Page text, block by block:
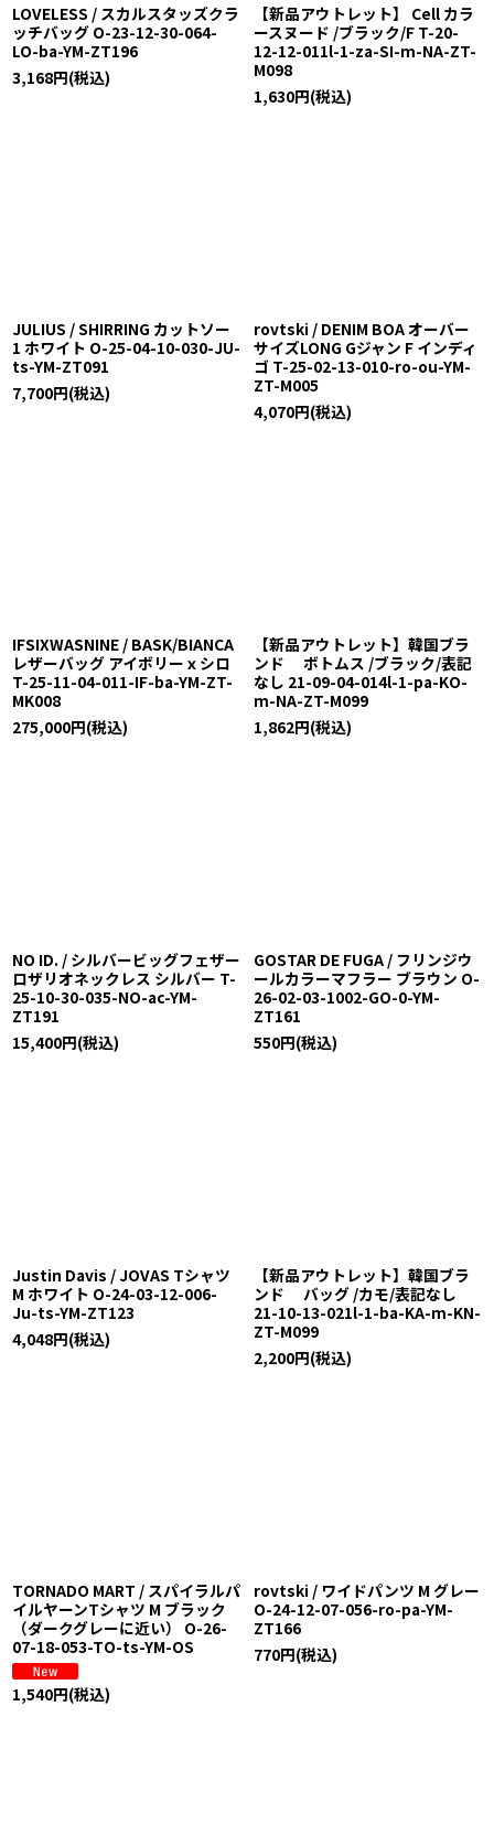
LOVELESS / スカルスタッズクラ
ッチバッグ O-23-12-30-064-
LO-ba-YM-ZT196
3,168円(税込)
【新品アウトレット】 Cell カラ
ースヌード /ブラック/F T-20-
12-12-011l-1-za-SI-m-NA-ZT-
M098
1,630円(税込)
JULIUS / SHIRRING カットソー
1 ホワイト O-25-04-10-030-JU-
ts-YM-ZT091
7,700円(税込)
rovtski / DENIM BOA オーバー
サイズLONG Gジャン F インディ
ゴ T-25-02-13-010-ro-ou-YM-
ZT-M005
4,070円(税込)
IFSIXWASNINE / BASK/BIANCA
レザーバッグ アイボリーｘシロ
T-25-11-04-011-IF-ba-YM-ZT-
MK008
275,000円(税込)
【新品アウトレット】韓国ブラ
ンド ボトムス /ブラック/表記
なし 21-09-04-014l-1-pa-KO-
m-NA-ZT-M099
1,862円(税込)
NO ID. / シルバービッグフェザー
ロザリオネックレス シルバー T-
25-10-30-035-NO-ac-YM-
ZT191
15,400円(税込)
GOSTAR DE FUGA / フリンジウ
ールカラーマフラー ブラウン O-
26-02-03-1002-GO-0-YM-
ZT161
550円(税込)
Justin Davis / JOVAS Tシャツ
M ホワイト O-24-03-12-006-
Ju-ts-YM-ZT123
4,048円(税込)
【新品アウトレット】韓国ブラ
ンド バッグ /カモ/表記なし
21-10-13-021l-1-ba-KA-m-KN-
ZT-M099
2,200円(税込)
TORNADO MART / スパイラルパ
イルヤーンTシャツ M ブラック
（ダークグレーに近い） O-26-
07-18-053-TO-ts-YM-OS
1,540円(税込)
rovtski / ワイドパンツ M グレー
O-24-12-07-056-ro-pa-YM-
ZT166
770円(税込)